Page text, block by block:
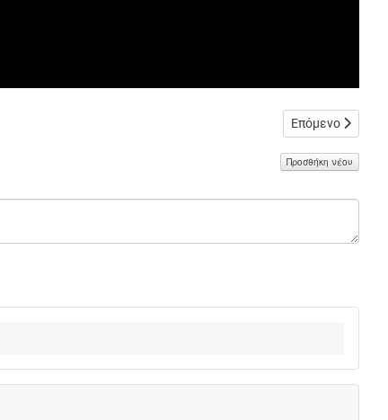
Επόμενο άρθρο:
Επόμενο
Προσθήκη νέου